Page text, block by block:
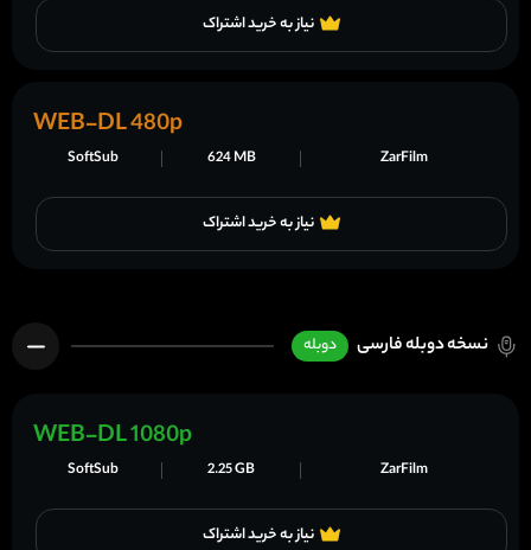
نیاز به خرید اشتراک
نیاز به خرید اشتراک
ZarFilm
624 MB
SoftSub
WEB-DL 480p
نسخه دوبله فارسی دوبله
نیاز به خرید اشتراک
ZarFilm
2.25 GB
SoftSub
WEB-DL 1080p